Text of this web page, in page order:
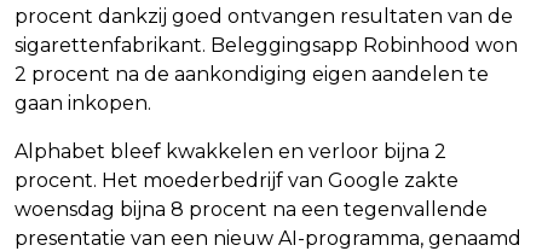
procent dankzij goed ontvangen resultaten van de
sigarettenfabrikant. Beleggingsapp Robinhood won
2 procent na de aankondiging eigen aandelen te
gaan inkopen.
Alphabet bleef kwakkelen en verloor bijna 2
procent. Het moederbedrijf van Google zakte
woensdag bijna 8 procent na een tegenvallende
presentatie van een nieuw AI-programma, genaamd